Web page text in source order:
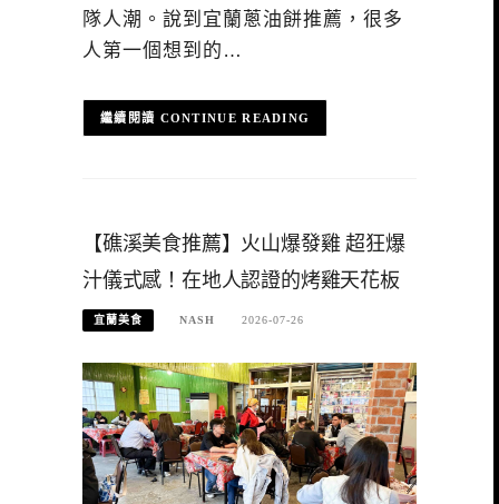
隊人潮。說到宜蘭蔥油餅推薦，很多
人第一個想到的…
CONTINUE READING
【礁溪美食推薦】火山爆發雞 超狂爆
汁儀式感！在地人認證的烤雞天花板
宜蘭美食 NASH 2026-07-26